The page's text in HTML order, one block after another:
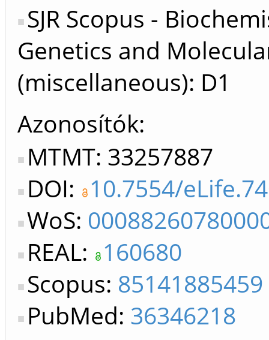
SJR Scopus -
Genetics and
(miscellaneous): D1
Azonosítók
MTMT: 33257887
DOI: 10.7554/
WoS:
REAL: 160680
Scopus: 85141885459
PubMed: 36346218